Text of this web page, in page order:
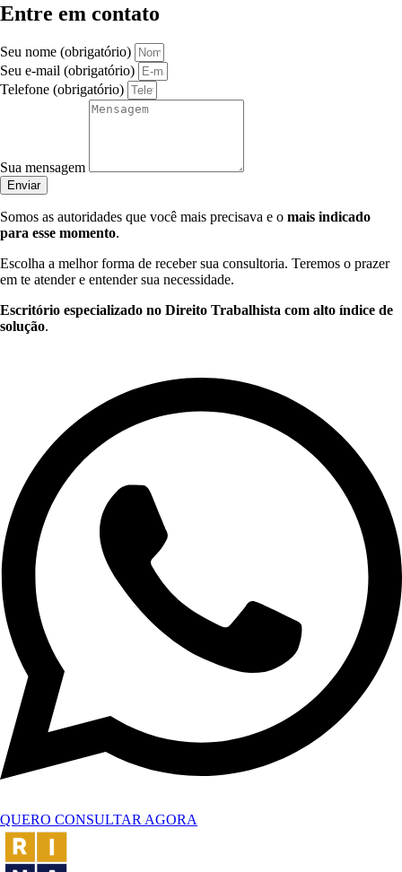
Entre em contato
Seu nome (obrigatório)
Seu e-mail (obrigatório)
Telefone (obrigatório)
Sua mensagem
Enviar
Somos as autoridades que você mais precisava e o mais indicado
para esse momento.
Escolha a melhor forma de receber sua consultoria. Teremos o prazer
em te atender e entender sua necessidade.
Escritório especializado no Direito Trabalhista com alto índice de
solução.
QUERO CONSULTAR AGORA